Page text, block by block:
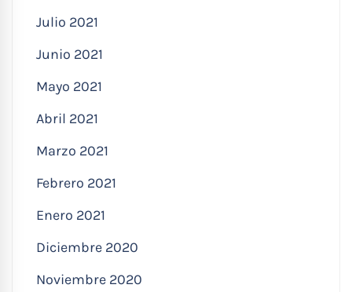
Julio 2021
Junio 2021
Mayo 2021
Abril 2021
Marzo 2021
Febrero 2021
Enero 2021
Diciembre 2020
Noviembre 2020